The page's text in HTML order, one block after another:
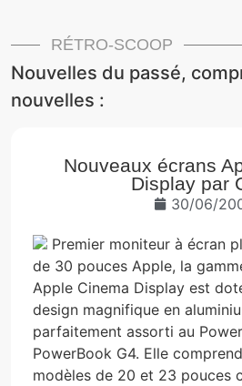
RÉTRO-SCOOP
Nouvelles du passé,
nouvelles :
Nouveaux écrans
Display par
30/06/
Premier moniteur à écran
de 30 pouces Apple, la
Apple Cinema Display est
design magnifique en
parfaitement assorti au
PowerBook G4. Elle
modèles de 20 et 23 pouces